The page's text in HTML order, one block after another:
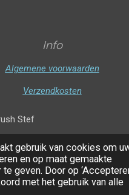
gebruik van cookies om
en op maat gemaakte
geven. Door op
met het gebruik van alle
Info
Algemene voorwaarden
Verzendkosten
Stef